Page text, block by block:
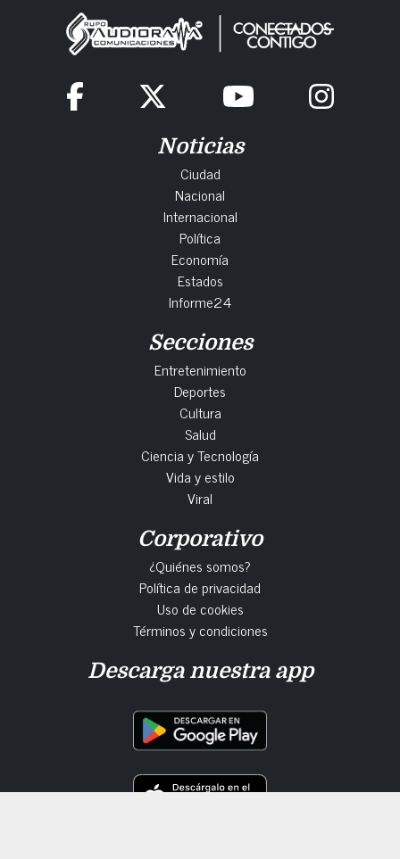
Noticias
Ciudad
Nacional
Internacional
Política
Economía
Estados
Informe24
Secciones
Entretenimiento
Deportes
Cultura
Salud
Ciencia y Tecnología
Vida y estilo
Viral
Corporativo
¿Quiénes somos?
Política de privacidad
Uso de cookies
Términos y condiciones
Descarga nuestra app